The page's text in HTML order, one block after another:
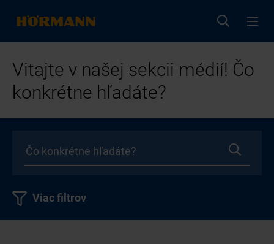
Vitajte v našej sekcii médií! Čo
konkrétne hľadáte?
Viac filtrov